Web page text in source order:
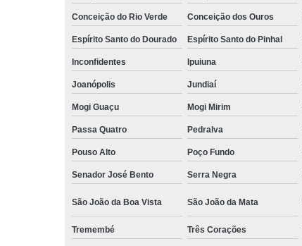
Conceição do Rio Verde Conceição dos Ouros
Espírito Santo do Dourado Espírito Santo do Pinhal
Inconfidentes Ipuiuna
Joanópolis Jundiaí
Mogi Guaçu Mogi Mirim
Passa Quatro Pedralva
Pouso Alto Poço Fundo
Senador José Bento Serra Negra
São João da Boa Vista São João da Mata
Tremembé Três Corações